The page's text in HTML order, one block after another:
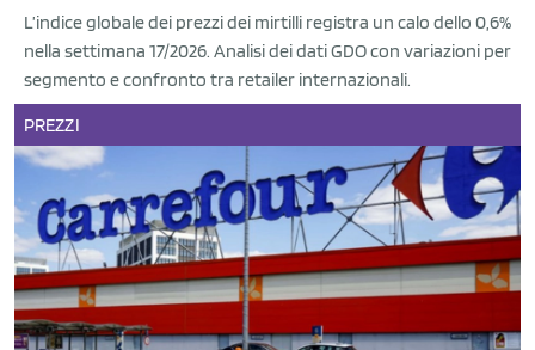
L’indice globale dei prezzi dei mirtilli registra un calo dello 0,6%
nella settimana 17/2026. Analisi dei dati GDO con variazioni per
segmento e confronto tra retailer internazionali.
PREZZI